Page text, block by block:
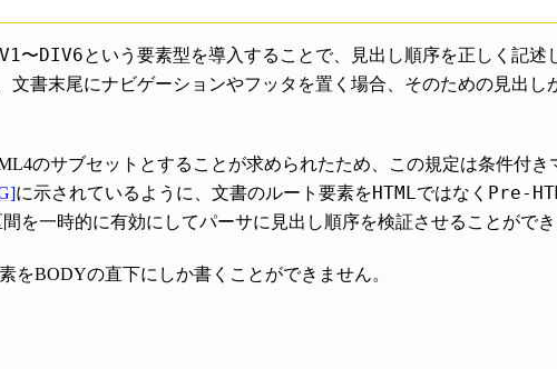
〜DIV6という要素型を導入することで、見出し順序を正しく記述
書末尾にナビゲーションやフッタを置く場合、そのための見出し
のサブセットとすることが求められたため、この規定は条件付き
に示されているように、文書のルート要素をHTMLではなく Pre-
を一時的に有効にしてパーサに見出し順序を検証させることができ
をBODYの直下にしか書くことができません。